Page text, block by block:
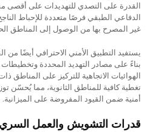
القدرة على التصدي للتهديدات على أقصى
الدفاعي الطبقي فرصًا متعددة للإحباط
غير المصرح بها من الوصول إلى المناطق
يستفيد التطبيق الأمني الاحترافي أيضًا
بناءً على مصادر التهديد المحددة
الهوائيات الاتجاهية للتركيز على المناطق
تغطية كافية للمناطق الثانوية، مما يُحسّن
أمنية ضمن القيود المفروضة على الميزانية.
قدرات التشويش والعمل السري